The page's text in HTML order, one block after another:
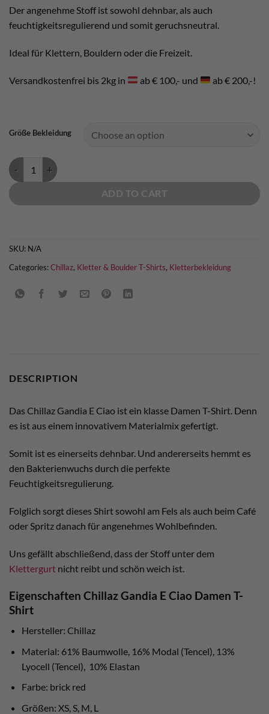
Der angenehme Stoff ist sowohl dehnbar, als auch
feuchtigkeitsregulierend und somit geruchsneutral.
Ideal für Klettern, Bouldern oder die Freizeit.
Versandkostenfrei bis 2kg in ab € 100,- und ab € 200,-!
Größe Bekleidung
Chillaz Gandia E Ciao Damen T-Shirt quantity
ADD TO CART
SKU: N/A
Categories:Chillaz, Kletter & Boulder T-Shirts, Kletterbekleidung
DESCRIPTION
Das Chillaz Gandia E Ciao ist ein klasse Damen T-Shirt. Denn
es ist aus einem innovativem Materialmix gefertigt.
Somit ist es einerseits dehnbar. Und andererseits hemmt es
den Bakterienwuchs durch die perfekte
Feuchtigkeitsregulierung.
Folglich sorgt dieses Shirt sowohl am Fels als auch beim Café
oder Spritz danach für angenehmes Wohlbefinden.
Uns gefällt abschließend, dass der Stoff unter dem
Klettergurt nicht reibt und schön weich ist.
Eigenschaften Chillaz Gandia E Ciao Damen T-
Shirt
Hersteller: Chillaz
Material: 61% Baumwolle, 16% Modal (Tencel), 13%
Lyocell (Tencel), 10% Elastan
Farbe: brick red
Größen: XS, S, M, L